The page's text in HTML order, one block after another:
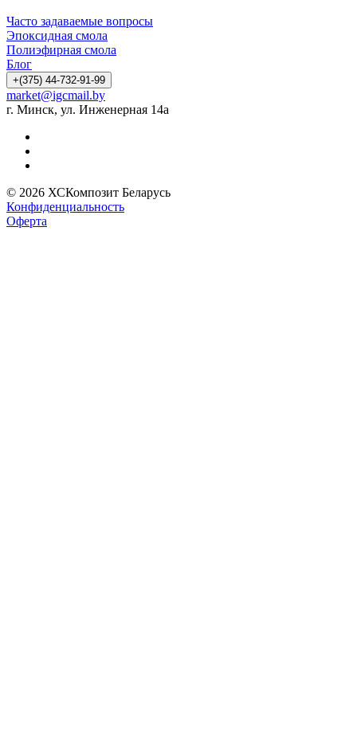
Часто задаваемые вопросы
Эпоксидная смола
Полиэфирная смола
Блог
+(375) 44-732-91-99
market@igcmail.by
г. Минск, ул. Инженерная 14а
© 2026 ХСКомпозит Беларусь
Конфиденциальность
Оферта